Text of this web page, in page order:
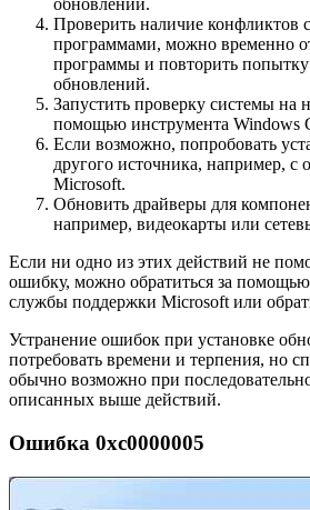
обновлений.
Проверить наличие конфликтов
программами, можно временно
программы и повторить попытку
обновлений.
Запустить проверку системы на
помощью инструмента Windows
Если возможно, попробовать
другого источника, например, с
Microsoft.
Обновить драйверы для
например, видеокарты или
Если ни одно из этих действий не
ошибку, можно обратиться за
службы поддержки Microsoft или
Устранение ошибок при установке
потребовать времени и терпения, но
обычно возможно при
описанных выше действий.
Ошибка 0xc0000005